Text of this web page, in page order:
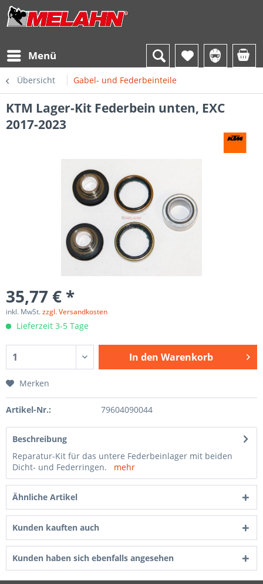
Menü
Übersicht Gabel- und Federbeinteile
KTM Lager-Kit Federbein unten, EXC
2017-2023
35,77 € *
inkl. MwSt.zzgl. Versandkosten
Lieferzeit 3-5 Tage
In den Warenkorb
Merken
Artikel-Nr.: 79604090044
Beschreibung
Reparatur-Kit für das untere Federbeinlager mit beiden
Dicht- und Federringen. mehr
Ähnliche Artikel
Kunden kauften auch
Kunden haben sich ebenfalls angesehen